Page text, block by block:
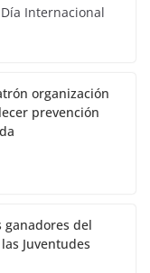
Internacional
organización
prevención
ganadores del
Juventudes